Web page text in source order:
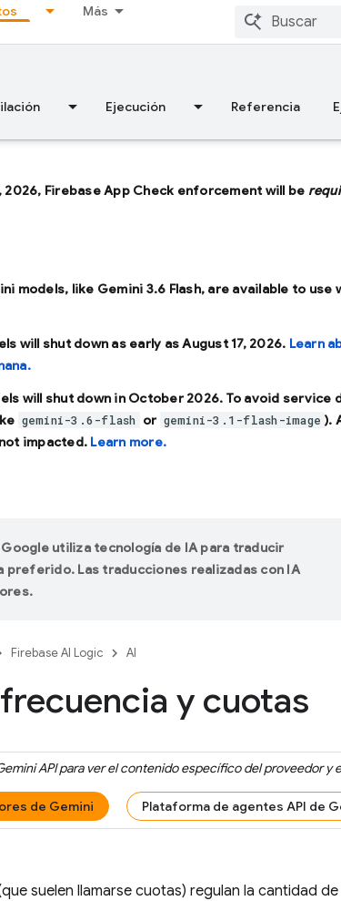
Más
Ejecución Referencia
Firebase App Check enforcement will be
models, like Gemini 3.6 Flash, are available to use
will shut down as early asAugust 17, 2026. Learn
will shut down in October 2026. To avoid service
gemini-3.6-flash or gemini-3.1-flash-image ).
impacted. Learn more.
Google utiliza tecnología de IA para traducir
preferido. Las traducciones realizadas con IA
Firebase AI Logic AI
y cuotas
APIpara ver el contenido específico del proveedor y
de Gemini Plataforma de agentes API de
suelen llamarse cuotas) regulan la cantidad